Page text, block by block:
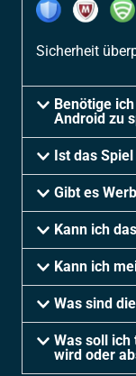
Sicherheit
Benötige
Android zu
Ist das
Gibt es
Kann ich
Kann ich
Was sind
Was soll
wird oder